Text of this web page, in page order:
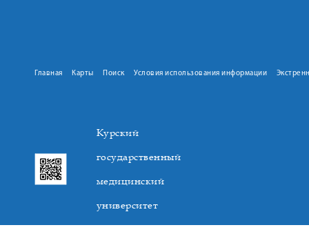
Главная Карты Поиск Условия использования информации
Курский
государственный
медицинский
университет